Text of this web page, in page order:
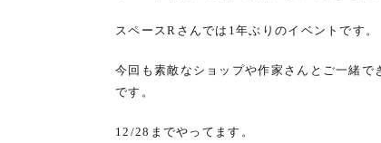
スペースRさんでは1年ぶりのイベントです。
今回も素敵なショップや作家さんとご一緒で
です。
12/28までやってます。